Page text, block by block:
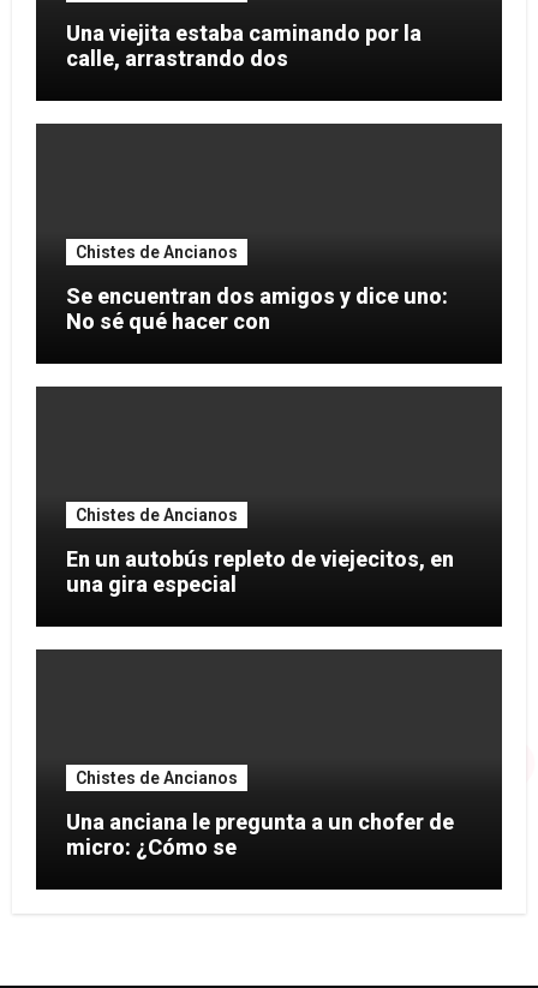
Una viejita estaba caminando por la
calle, arrastrando dos
Chistes de Ancianos
Se encuentran dos amigos y dice uno:
No sé qué hacer con
Chistes de Ancianos
En un autobús repleto de viejecitos, en
una gira especial
Chistes de Ancianos
Una anciana le pregunta a un chofer de
micro: ¿Cómo se